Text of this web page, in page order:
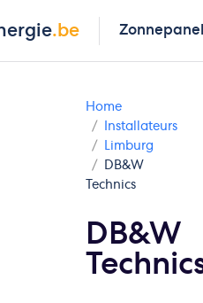
.be
Home
Installateurs
Limburg
DB&W
Technics
DB&W